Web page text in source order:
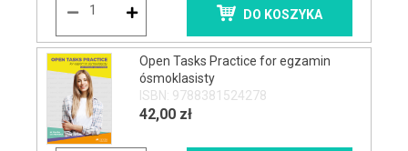
DO KOSZYKA
Open Tasks Practice for egzamin
ósmoklasisty
ISBN: 9788381524278
42,00 zł